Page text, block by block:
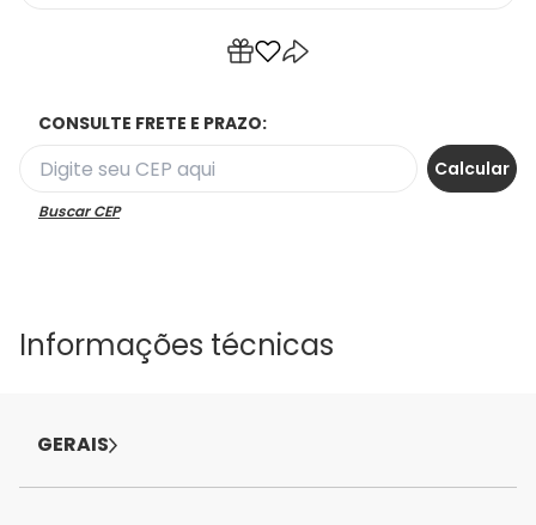
CONSULTE FRETE E PRAZO:
Buscar CEP
Informações técnicas
GERAIS